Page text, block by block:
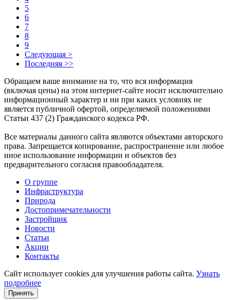
5
6
7
8
9
Следующая >
Последняя >>
Обращаем ваше внимание на то, что вся информация
(включая цены) на этом интернет-сайте носит исключительно
информационный характер и ни при каких условиях не
является публичной офертой, определяемой положениями
Статьи 437 (2) Гражданского кодекса РФ.
Все материалы данного сайта являются объектами авторского
права. Запрещается копирование, распространение или любое
иное использование информации и объектов без
предварительного согласия правообладателя.
О группе
Инфраструктура
Природа
Достопримечательности
Застройщик
Новости
Статьи
Акции
Контакты
Сайт использует cookies для улучшения работы сайта. Узнать
подробнее
Принять